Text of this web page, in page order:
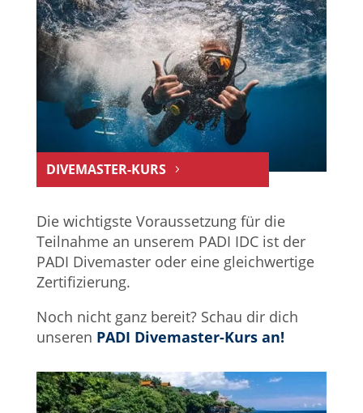
DIVEMASTER-KURS
Die wichtigste Voraussetzung für die
Teilnahme an unserem PADI IDC ist der
PADI Divemaster oder eine gleichwertige
Zertifizierung.
Noch nicht ganz bereit? Schau dir dich
unseren PADI Divemaster-Kurs an!